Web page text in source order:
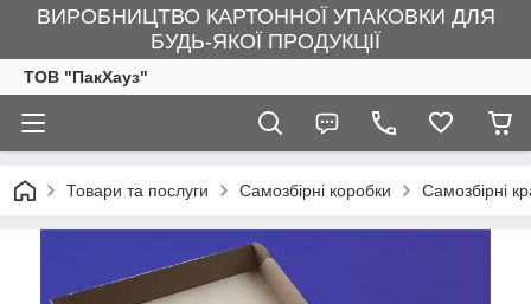
ВИРОБНИЦТВО КАРТОННОЇ УПАКОВКИ ДЛЯ
БУДЬ-ЯКОЇ ПРОДУКЦІЇ
ТОВ "ПакХауз"
Товари та послуги Самозбірні коробки Самозбірні